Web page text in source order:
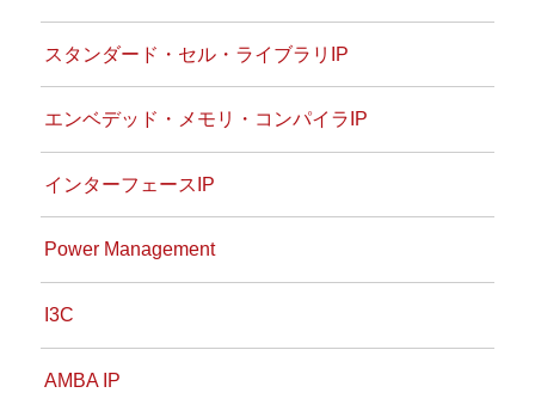
スタンダード・セル・ライブラリIP
エンベデッド・メモリ・コンパイラIP
インターフェースIP
Power Management
I3C
AMBA IP